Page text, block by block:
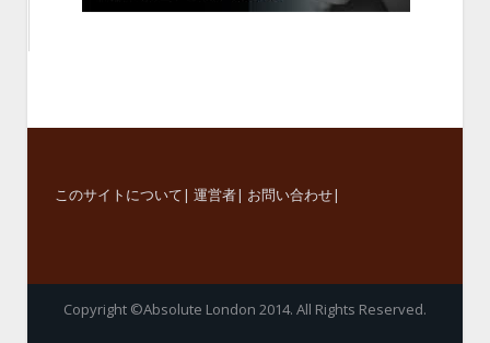
このサイトについて| 運営者| お問い合わせ|
Copyright ©Absolute London 2014. All Rights Reserved.